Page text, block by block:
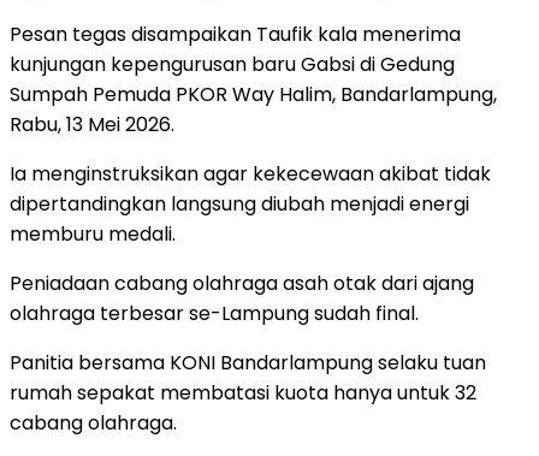
Pesan tegas disampaikan Taufik kala menerima
kunjungan kepengurusan baru Gabsi di Gedung
Sumpah Pemuda PKOR Way Halim, Bandarlampung,
Rabu, 13 Mei 2026.
Ia menginstruksikan agar kekecewaan akibat tidak
dipertandingkan langsung diubah menjadi energi
memburu medali.
Peniadaan cabang olahraga asah otak dari ajang
olahraga terbesar se-Lampung sudah final.
Panitia bersama KONI Bandarlampung selaku tuan
rumah sepakat membatasi kuota hanya untuk 32
cabang olahraga.